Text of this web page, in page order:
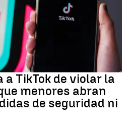
a TikTok de violar la
menores abran
de seguridad ni